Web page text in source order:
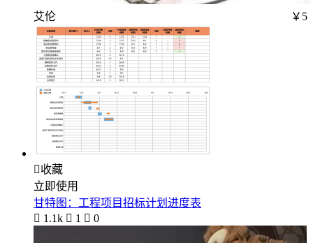
艾伦 ￥5
收藏
立即使用
甘特图：工程项目招标计划进度表
 1.1k  1  0